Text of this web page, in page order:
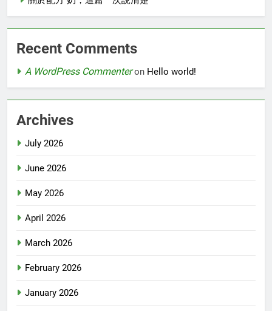
Recent Comments
A WordPress Commenteron Hello world!
Archives
July 2026
June 2026
May 2026
April 2026
March 2026
February 2026
January 2026